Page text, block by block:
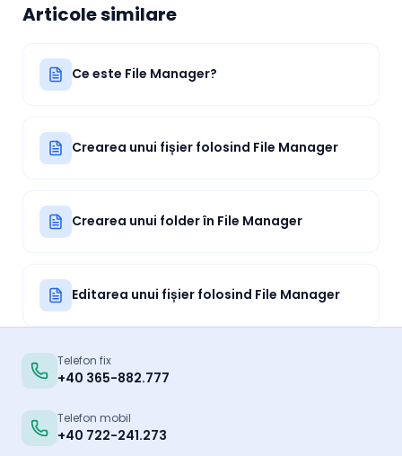
Articole similare
Ce este File Manager?
Crearea unui fișier folosind File Manager
Crearea unui folder în File Manager
Editarea unui fișier folosind File Manager
Telefon fix
+40 365-882.777
Telefon mobil
+40 722-241.273